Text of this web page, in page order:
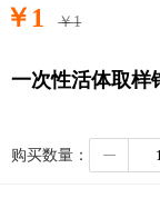
￥ 1 ￥1
一次性活体取样
购买数量：